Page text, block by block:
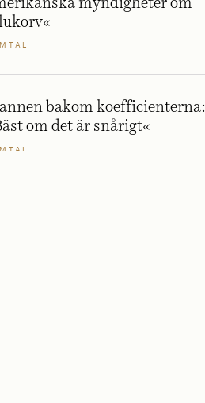
myndigheter om
bakom koefficienterna:
om det är snårigt«